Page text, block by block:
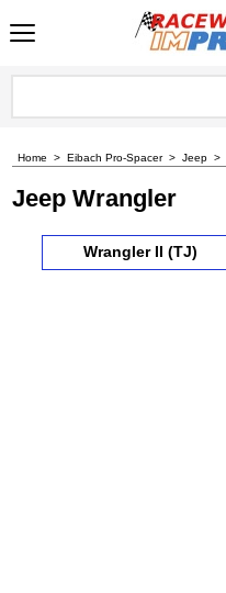
Home > Eibach Pro-Spacer> Jeep >
Jeep Wrangler
Wrangler II (TJ)